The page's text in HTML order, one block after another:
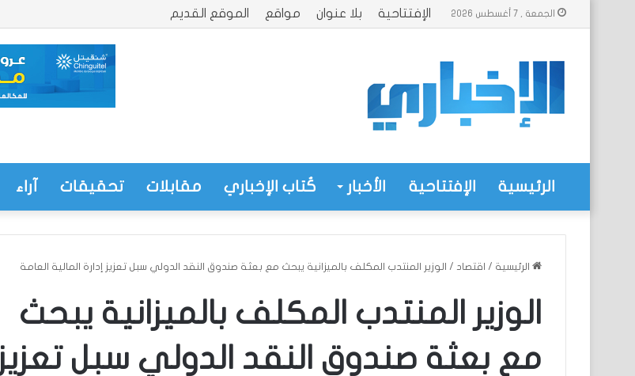
الجمعة , 7 أغسطس 2026 الإفتتاحية بلا عنوان مواقع الموقع القديم
الرئيسية الإفتتاحية الأخبار كُتاب الإخباري مقابلات تحقيقات آراء
الرئيسية / اقتصاد / الوزير المنتدب المكلف بالميزانية يبحث مع بعثة صندوق النقد الدولي سبل تعزيز إدارة المالية العامة
الوزير المنتدب المكلف بالميزانية يبحث
مع بعثة صندوق النقد الدولي سبل تعزيز